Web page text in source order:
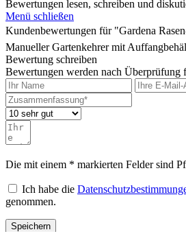
Bewertungen lesen, schreiben und
Menü schließen
Kundenbewertungen für "Gardena
Manueller Gartenkehrer mit
Bewertung schreiben
Bewertungen werden nach Überprüfung
Die mit einem * markierten Felder sind
Ich habe die
genommen.
Speichern